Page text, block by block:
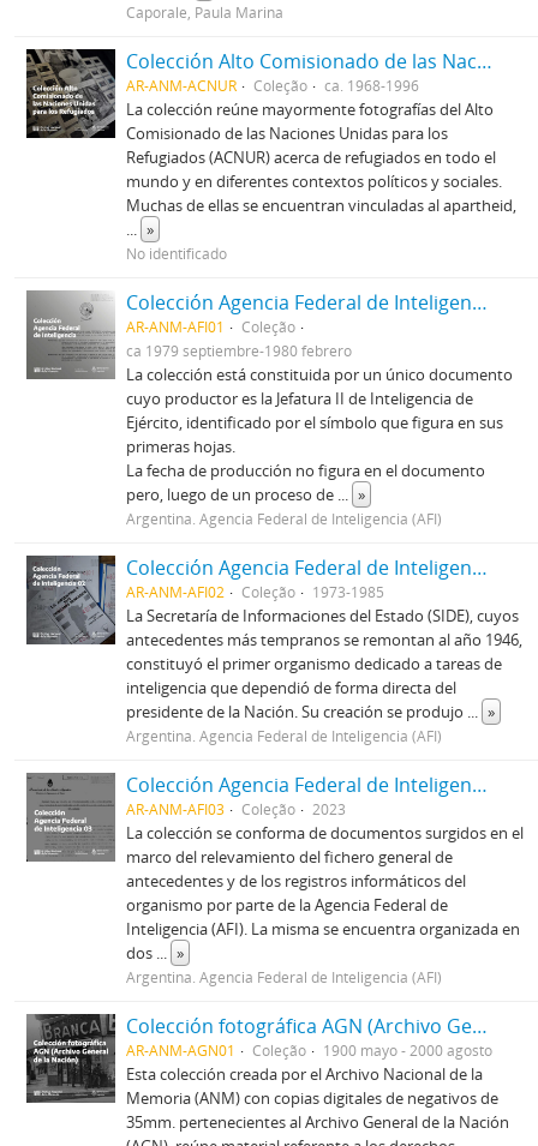
Caporale, Paula Marina
Colección Alto Comisionado de las Naciones Unidas para los Refugiados (ACNUR)
AR-ANM-ACNUR Coleção ca. 1968-1996
La colección reúne mayormente fotografías del Alto
Comisionado de las Naciones Unidas para los
Refugiados (ACNUR) acerca de refugiados en todo el
mundo y en diferentes contextos políticos y sociales.
Muchas de ellas se encuentran vinculadas al apartheid,
... »
No identificado
Colección Agencia Federal de Inteligencia 01
AR-ANM-AFI01
Coleção
ca 1979 septiembre-1980 febrero
La colección está constituida por un único documento
cuyo productor es la Jefatura II de Inteligencia de
Ejército, identificado por el símbolo que figura en sus
primeras hojas.
La fecha de producción no figura en el documento
pero, luego de un proceso de ... »
Argentina. Agencia Federal de Inteligencia (AFI)
Colección Agencia Federal de Inteligencia 02
AR-ANM-AFI02 Coleção 1973-1985
La Secretaría de Informaciones del Estado (SIDE), cuyos
antecedentes más tempranos se remontan al año 1946,
constituyó el primer organismo dedicado a tareas de
inteligencia que dependió de forma directa del
presidente de la Nación. Su creación se produjo ... »
Argentina. Agencia Federal de Inteligencia (AFI)
Colección Agencia Federal de Inteligencia 03
AR-ANM-AFI03 Coleção 2023
La colección se conforma de documentos surgidos en el
marco del relevamiento del fichero general de
antecedentes y de los registros informáticos del
organismo por parte de la Agencia Federal de
Inteligencia (AFI). La misma se encuentra organizada en
dos ... »
Argentina. Agencia Federal de Inteligencia (AFI)
Colección fotográfica AGN (Archivo General de la Nación)
AR-ANM-AGN01 Coleção 1900 mayo - 2000 agosto
Esta colección creada por el Archivo Nacional de la
Memoria (ANM) con copias digitales de negativos de
35mm. pertenecientes al Archivo General de la Nación